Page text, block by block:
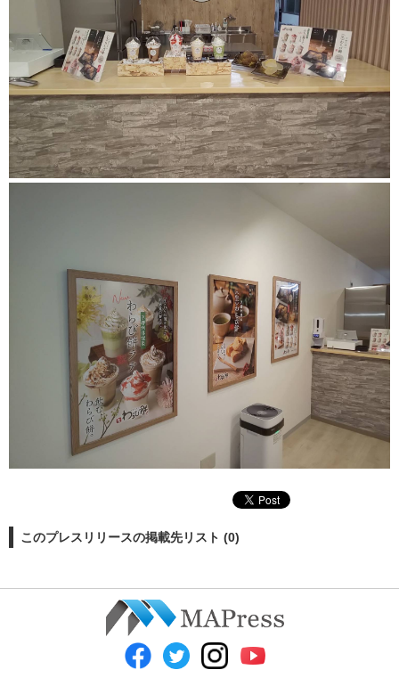
このプレスリリースの掲載先リスト (0)